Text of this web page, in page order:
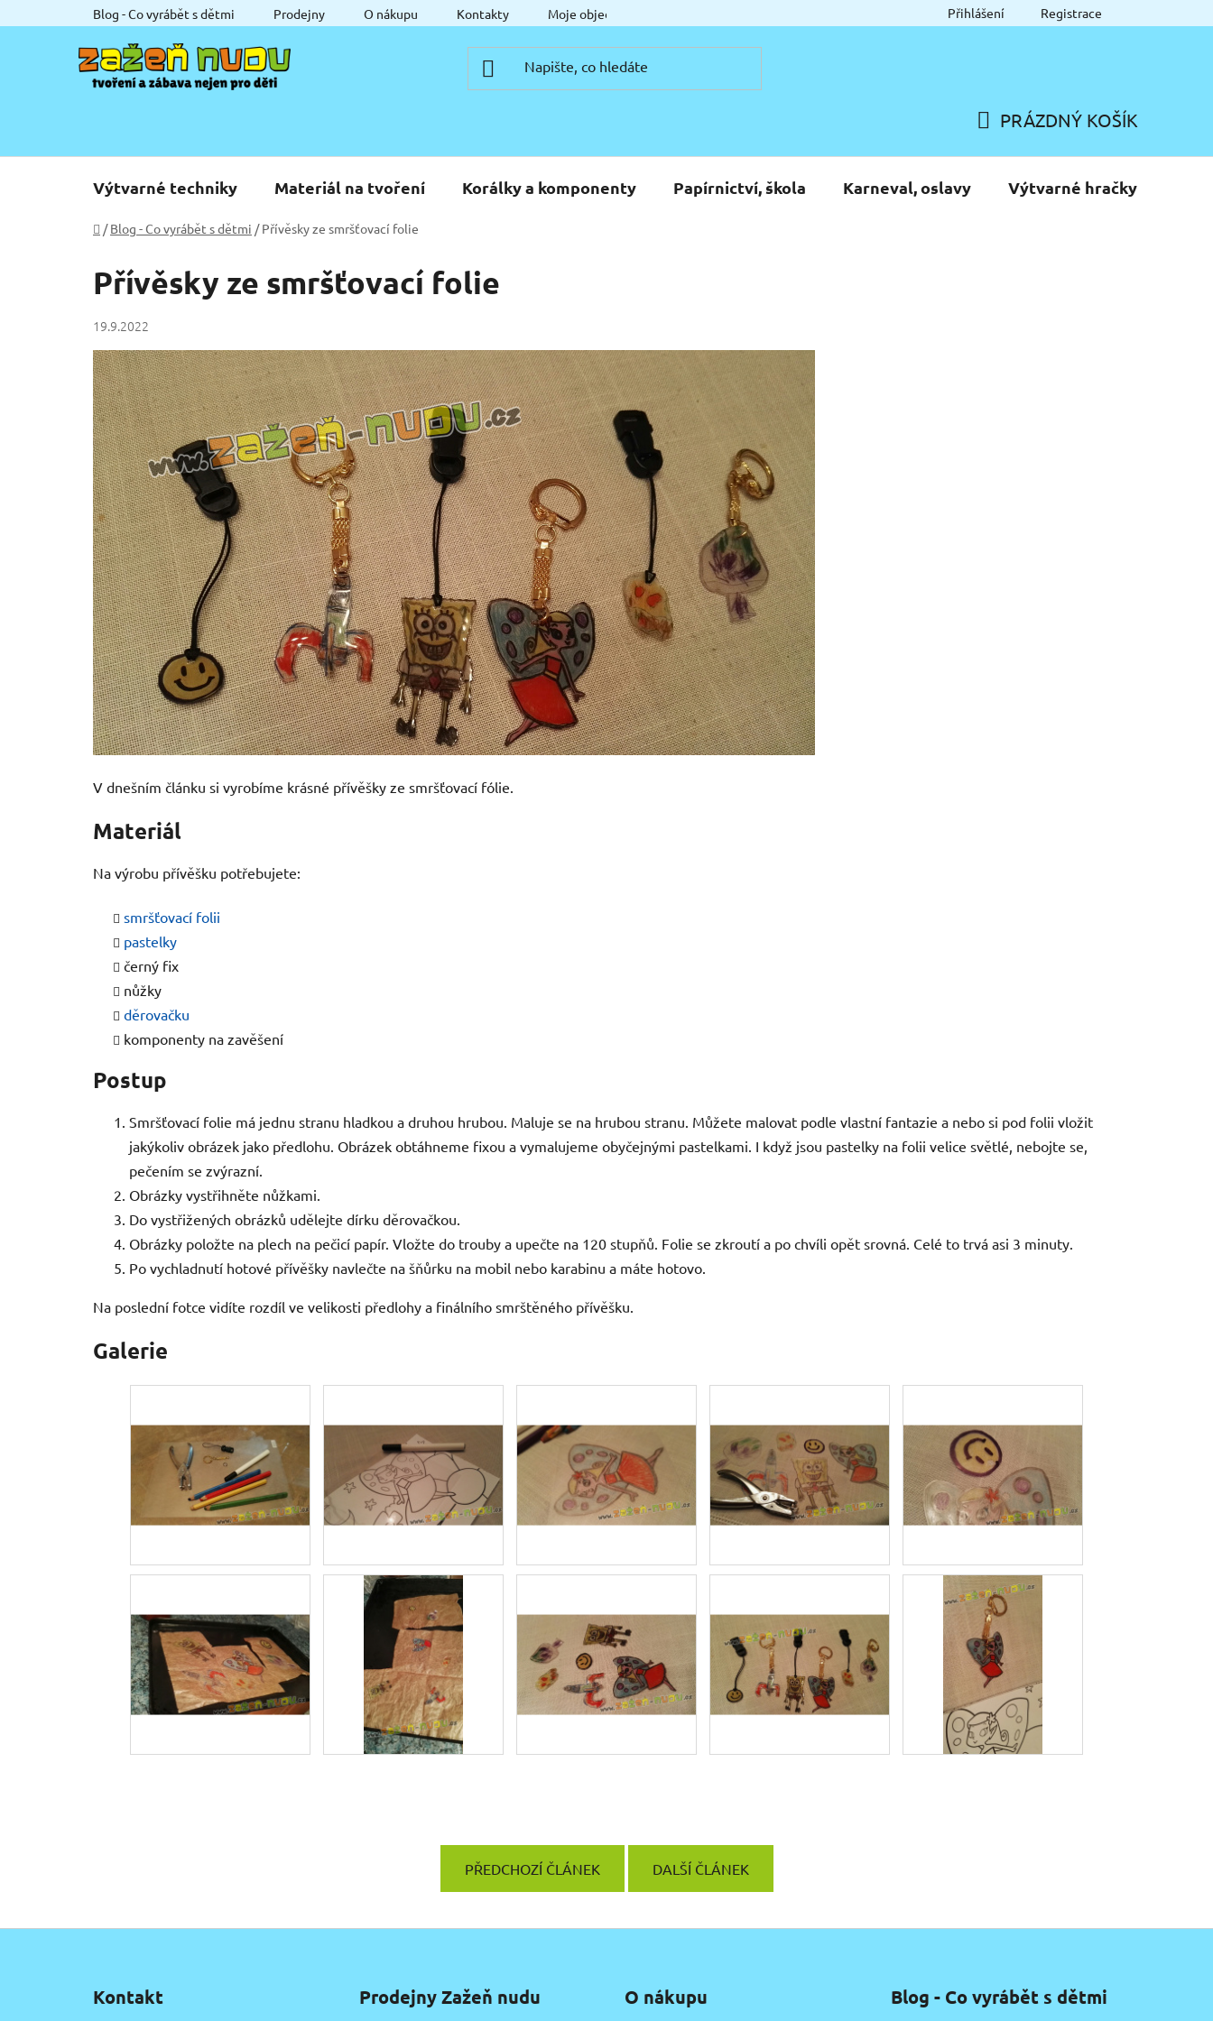
na
Blog - Co vyrábět s dětmi Prodejny O nákupu Kontakty Moje objednávka Přihlášení Registrace
KOŠÍK
PRÁZDNÝ KOŠÍK
Výtvarné techniky Materiál na tvoření Korálky a komponenty Papírnictví, škola Karneval, oslavy Výtvarné hračky
Domů
/ Blog - Co vyrábět s dětmi / Přívěsky ze smršťovací folie
Přívěsky ze smršťovací folie
19.9.2022
V dnešním článku si vyrobíme krásné přívěšky ze smršťovací fólie.
Materiál
Na výrobu přívěšku potřebujete:
smršťovací folii
pastelky
černý fix
nůžky
děrovačku
komponenty na zavěšení
Postup
Smršťovací folie má jednu stranu hladkou a druhou hrubou. Maluje se na hrubou stranu. Můžete malovat podle vlastní fantazie a nebo si pod folii vložit
jakýkoliv obrázek jako předlohu. Obrázek obtáhneme fixou a vymalujeme obyčejnými pastelkami. I když jsou pastelky na folii velice světlé, nebojte se,
pečením se zvýrazní.
Obrázky vystřihněte nůžkami.
Do vystřižených obrázků udělejte dírku děrovačkou.
Obrázky položte na plech na pečicí papír. Vložte do trouby a upečte na 120 stupňů. Folie se zkroutí a po chvíli opět srovná. Celé to trvá asi 3 minuty.
Po vychladnutí hotové přívěšky navlečte na šňůrku na mobil nebo karabinu a máte hotovo.
Na poslední fotce vidíte rozdíl ve velikosti předlohy a finálního smrštěného přívěšku.
Galerie
PŘEDCHOZÍ ČLÁNEK DALŠÍ ČLÁNEK
Kontakt Prodejny Zažeň nudu O nákupu Blog - Co vyrábět s dětmi